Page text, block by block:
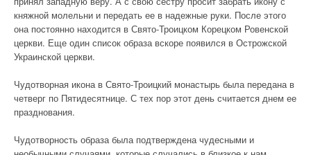
княжной молельни и передать ее в надежные руки. После этого
она постоянно находится в Свято-Троицком Корецком Ровенской
церкви. Еще один список образа вскоре появился в Острожской
Украинской церкви.
Чудотворная икона в Свято-Троицкий монастырь была передана в
четверг по Пятидесятнице. С тех пор этот день считается днем ее
празднования.
Чудотворность образа была подтверждена чудесными и